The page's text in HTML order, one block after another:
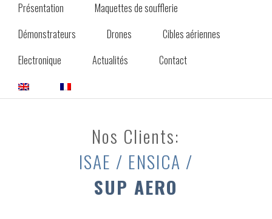
Présentation
Maquettes de soufflerie
Démonstrateurs
Drones
Cibles aériennes
Electronique
Actualités Contact
Nos Clients:
ISAE / ENSICA /
SUP AERO